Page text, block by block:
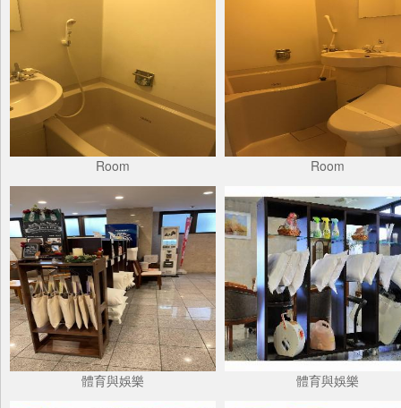
Room Room
體育與娛樂 體育與娛樂